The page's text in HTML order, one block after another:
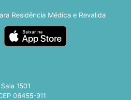
Residência Médica e Revalida
1501
06455-911